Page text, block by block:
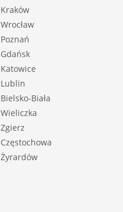
Kraków
Wrocław
Poznań
Gdańsk
Katowice
Lublin
Bielsko-Biała
Wieliczka
Zgierz
Częstochowa
Żyrardów